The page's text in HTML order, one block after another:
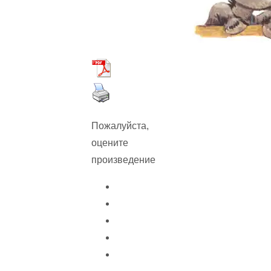
Пожалуйста,
оцените
произведение